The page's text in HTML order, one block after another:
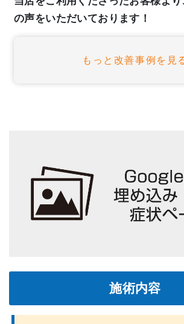
の声をいただいております！
もっと改善事例を見
施術内容